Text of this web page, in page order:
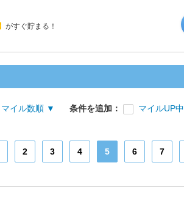
がすぐ貯まる！
マイル数順 ▼ 条件を追加： マイルUP中
2 3 4 5 6 7